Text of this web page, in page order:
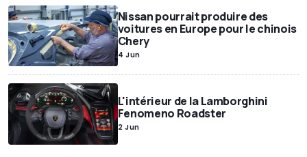
Nissan pourrait produire des
voitures en Europe pour le chinois
Chery
4 Jun
L'intérieur de la Lamborghini
Fenomeno Roadster
2 Jun